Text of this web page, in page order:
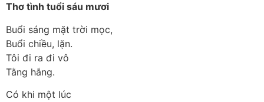
Thơ tình tuổi sáu mươi
Buổi sáng mặt trời mọc,
Buổi chiều, lặn.
Tôi đi ra đi vô
Tằng hắng.
Có khi một lúc